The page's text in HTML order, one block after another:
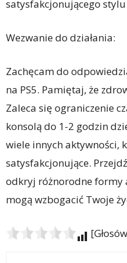
satysfakcjonującego stylu
Wezwanie do działania:
Zachęcam do
na PS5. Pamiętaj, że
Zaleca się ograniczenie
konsolą do 1-2 godzin
wiele innych aktywności,
satysfakcjonujące.
odkryj różnorodne formy
mogą wzbogacić Twoje